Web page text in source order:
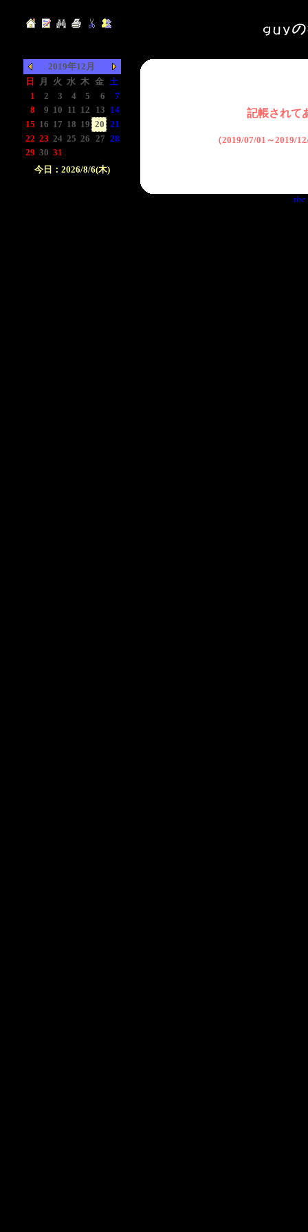
2019年12月
日
月 火 水 木 金 土
1
2 3 4 5 6
7
8
9 10 11 12 13 14
15 16 17 18 19 20 21
22 23 24 25 26 27 28
29 30 31
今日：2026/8/6(木)
記帳されて
（2019/07/01～2019/
the